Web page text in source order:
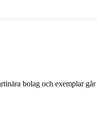
bolag och exemplar